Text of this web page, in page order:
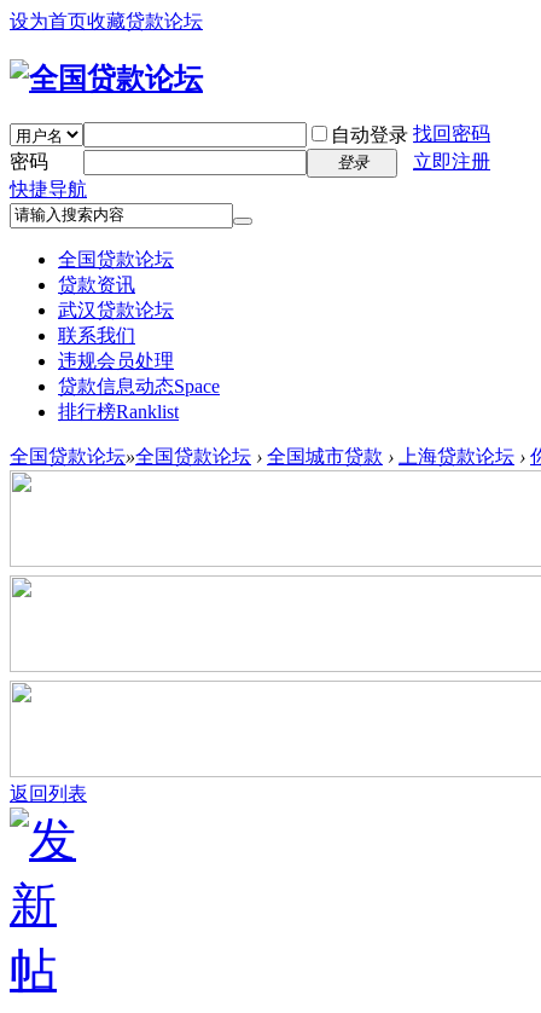
设为首页收藏贷款论坛
自动登录 找回密码
密码
登录
立即注册
快捷导航
全国贷款论坛
贷款资讯
武汉贷款论坛
联系我们
违规会员处理
贷款信息动态Space
排行榜Ranklist
全国贷款论坛»全国贷款论坛 › 全国城市贷款 › 上海贷款论坛 ›
返回列表